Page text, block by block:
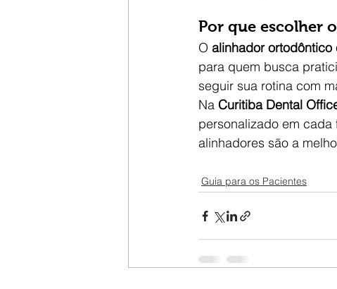
Por que escolher
O alinhador
para quem busca
seguir sua rotina com
Na Curitiba Dental
personalizado em
alinhadores são a
Guia para os Pacientes